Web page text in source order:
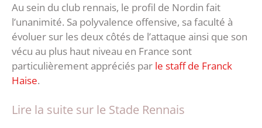
Au sein du club rennais, le profil de Nordin fait
l’unanimité. Sa polyvalence offensive, sa faculté à
évoluer sur les deux côtés de l’attaque ainsi que son
vécu au plus haut niveau en France sont
particulièrement appréciés par le staff de Franck
Haise.
Lire la suite sur le Stade Rennais